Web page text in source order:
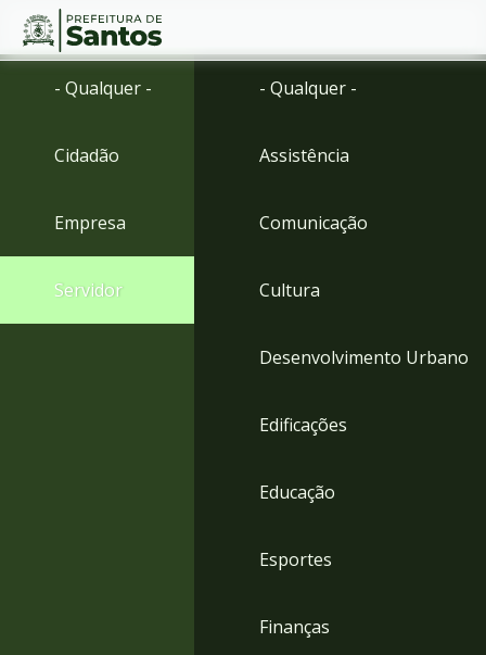
Ir
menu
para
Conteúdo
- Qualquer -
Cidadão
Empresa
Servidor
- Qualquer -
Assistência
Comunicação
Cultura
Desenvolvimento Urbano
Edificações
Educação
Esportes
Finanças